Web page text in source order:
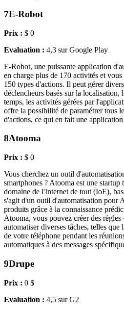
7E-Robot
Prix : $ 0
Evaluation : 4,3 sur Google Play
E-Robot, une puissante application
en charge plus de 170 activités et
150 types d'actions. Il peut gérer
déclencheurs basés sur la localisation,
temps, les activités gérées par
offre la possibilité de paramétrer tous
d'actions, ce qui en fait une
8Atooma
Prix : $ 0
Vous cherchez un outil
smartphones ? Atooma est une startup
domaine de l'Internet de tout (IoE),
s'agit d'un outil d'automatisation pour
produits grâce à la connaissance
Atooma, vous pouvez créer des
automatiser diverses tâches, telles
de votre téléphone pendant les
automatiques à des messages
9Drupe
Prix : 0 $
Evaluation : 4,5 sur G2